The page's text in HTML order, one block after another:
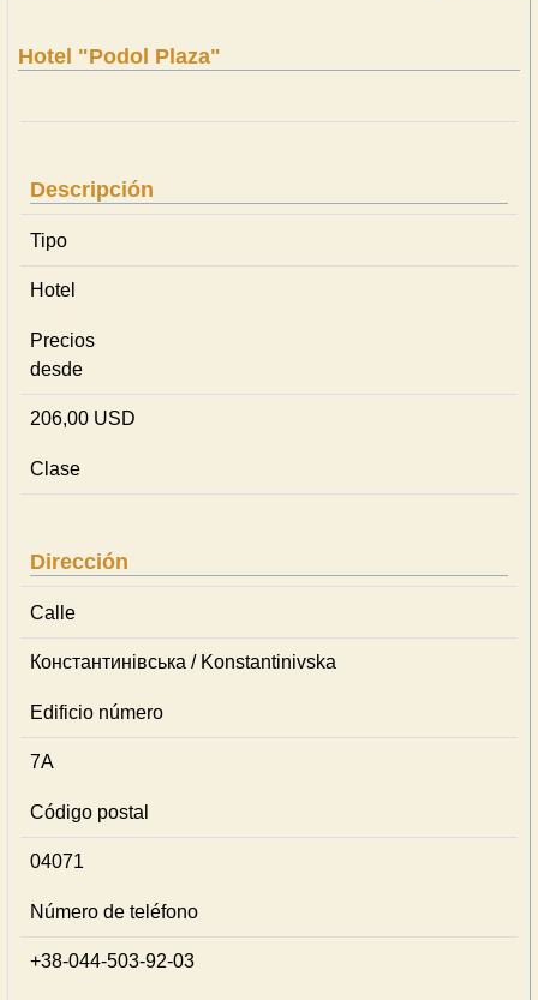
Hotel "Podol Plaza"
Descripción
Tipo
Hotel
Precios
desde
206,00 USD
Clase
Dirección
Calle
Константинівська / Konstantinivska
Edificio número
7А
Código postal
04071
Número de teléfono
+38-044-503-92-03